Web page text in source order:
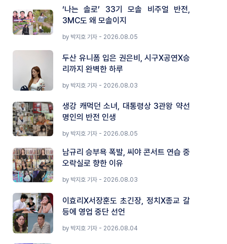
‘나는 솔로’ 33기 모솔 비주얼 반전,
3MC도 왜 모솔이지
by 박지호 기자 - 2026.08.05
두산 유니폼 입은 권은비, 시구X공연X승
리까지 완벽한 하루
by 박지호 기자 - 2026.08.03
생강 캐먹던 소녀, 대통령상 3관왕 약선
명인의 반전 인생
by 박지호 기자 - 2026.08.05
남규리 승부욕 폭발, 씨야 콘서트 연습 중
오락실로 향한 이유
by 박지호 기자 - 2026.08.03
이효리X서장훈도 초긴장, 정치X종교 갈
등에 영업 중단 선언
by 박지호 기자 - 2026.08.04